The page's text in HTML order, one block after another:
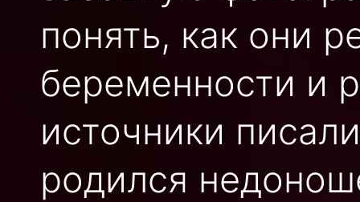
понять, как они
беременности и
источники
родился